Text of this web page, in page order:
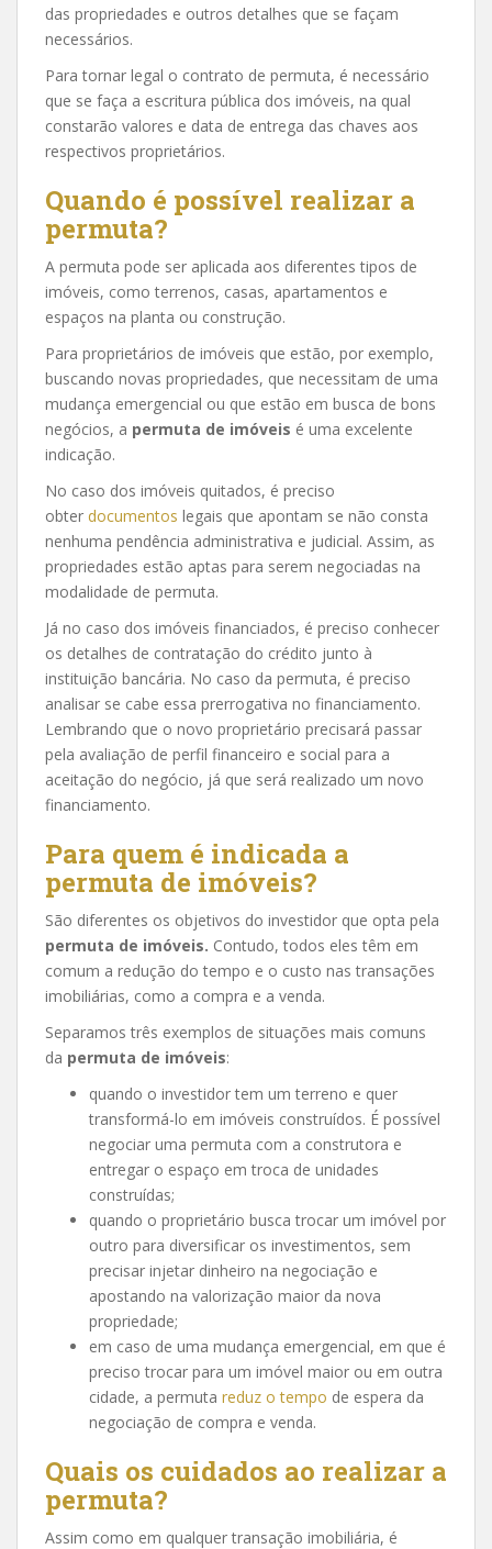
das propriedades e outros detalhes que se façam
necessários.
Para tornar legal o contrato de permuta, é necessário
que se faça a escritura pública dos imóveis, na qual
constarão valores e data de entrega das chaves aos
respectivos proprietários.
Quando é possível realizar a
permuta?
A permuta pode ser aplicada aos diferentes tipos de
imóveis, como terrenos, casas, apartamentos e
espaços na planta ou construção.
Para proprietários de imóveis que estão, por exemplo,
buscando novas propriedades, que necessitam de uma
mudança emergencial ou que estão em busca de bons
negócios, a permuta de imóveis é uma excelente
indicação.
No caso dos imóveis quitados, é preciso
obter documentos legais que apontam se não consta
nenhuma pendência administrativa e judicial. Assim, as
propriedades estão aptas para serem negociadas na
modalidade de permuta.
Já no caso dos imóveis financiados, é preciso conhecer
os detalhes de contratação do crédito junto à
instituição bancária. No caso da permuta, é preciso
analisar se cabe essa prerrogativa no financiamento.
Lembrando que o novo proprietário precisará passar
pela avaliação de perfil financeiro e social para a
aceitação do negócio, já que será realizado um novo
financiamento.
Para quem é indicada a
permuta de imóveis?
São diferentes os objetivos do investidor que opta pela
permuta de imóveis. Contudo, todos eles têm em
comum a redução do tempo e o custo nas transações
imobiliárias, como a compra e a venda.
Separamos três exemplos de situações mais comuns
da permuta de imóveis:
quando o investidor tem um terreno e quer
transformá-lo em imóveis construídos. É possível
negociar uma permuta com a construtora e
entregar o espaço em troca de unidades
construídas;
quando o proprietário busca trocar um imóvel por
outro para diversificar os investimentos, sem
precisar injetar dinheiro na negociação e
apostando na valorização maior da nova
propriedade;
em caso de uma mudança emergencial, em que é
preciso trocar para um imóvel maior ou em outra
cidade, a permuta reduz o tempo de espera da
negociação de compra e venda.
Quais os cuidados ao realizar a
permuta?
Assim como em qualquer transação imobiliária, é